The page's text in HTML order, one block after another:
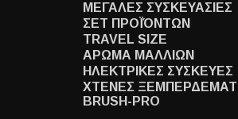
ΜΕΓΑΛΕΣ ΣΥΣΚΕΥΑΣΙΕΣ
ΣΕΤ ΠΡΟΪΌΝΤΩΝ
TRAVEL SIZE
ΑΡΩΜΑ ΜΑΛΛΙΩΝ
ΗΛΕΚΤΡΙΚΕΣ ΣΥΣΚΕΥΕΣ
ΧΤΕΝΕΣ
BRUSH-PRO